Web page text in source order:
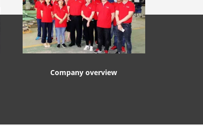
Company overview